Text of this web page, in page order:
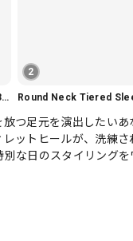
Slim fit knit dress(3color) V1330
2
つ足元を演出したいあ
ットヒールが、洗練さ
な日のスタイリングを